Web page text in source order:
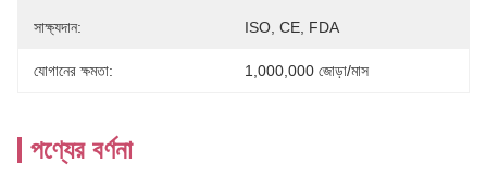
সাক্ষ্যদান: ISO, CE, FDA
যোগানের ক্ষমতা: 1,000,000 জোড়া/মাস
পণ্যের বর্ণনা